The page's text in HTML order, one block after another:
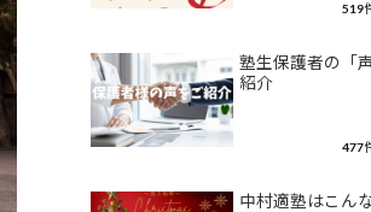
519
塾生保護者の「
紹介
477
中村適塾はこん